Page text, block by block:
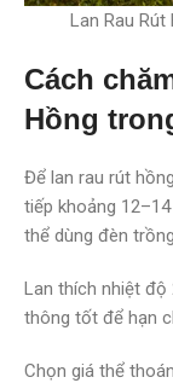
Lan Rau
Cách
Hồng
Để lan rau rút
tiếp khoảng
thể dùng đèn
Lan thích nhiệt độ
thông tốt để hạn
Chọn giá thể